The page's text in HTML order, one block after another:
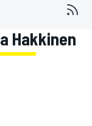
Hakkinen